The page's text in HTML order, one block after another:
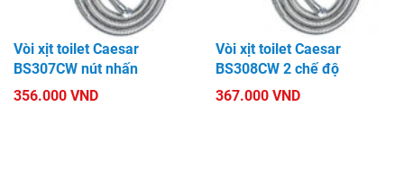
Vòi xịt toilet Caesar
BS307CW nút nhấn
356.000 VND
Vòi xịt toilet Caesar
BS308CW 2 chế độ
367.000 VND